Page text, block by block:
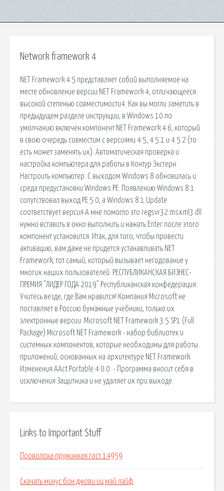
Network framework 4
NET Framework 4.5 представляет собой выполняемое на
месте обновление версии NET Framework 4, отличающееся
высокой степенью совместимости4. Как вы могли заметить в
предыдущем разделе инструкции, в Windows 10 по
умолчанию включен компонент NET Framework 4.6, который
в свою очередь совместим с версиями 4.5, 4.5.1 и 4.5.2 (то
есть может заменять их). Автоматическая проверка и
настройка компьютера для работы в Контур.Экстерн.
Настроить компьютер. С выходом Windows 8 обновилась и
среда предустановки Windows PE. Появлению Windows 8.1
сопутствовал выход PE 5.0, a Windows 8.1 Update
соответствует версия А мне помогло это regsvr32 msxml3.dll
нужно вставить в окно выполнить и нажать Enter после этого
компонент установится. Итак, для того, чтобы провести
активацию, вам даже не придется устанавливать NET
Framework, тот самый, который вызывает негодование у
многих наших пользователей. РЕСПУБЛИКАНСКАЯ БИЗНЕС-
ПРЕМИЯ "ЛИДЕР ГОДА 2019" Республиканская конфедерация.
Учитесь везде, где Вам нравится! Компания Microsoft не
поставляет в Россию бумажные учебники, только их
электронные версии. Microsoft NET Framework 3.5 SP1 (Full
Package) Microsoft NET Framework - набор библиотек и
системных компонентов, которые необходимы для работы
приложений, основанных на архитектуре NET Framework.
Изменения AAct Portable 4.0.0: - Программа вносит себя в
исключения Защитника и не удаляет их при выходе.
Links to Important Stuff
Проволока пружинная гост 14959
Скачать минус бон джови иц май лайф